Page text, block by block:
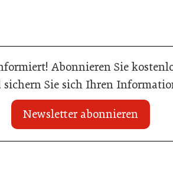
Abonnieren Sie
Sie sich Ihren
Newsletter abonnieren